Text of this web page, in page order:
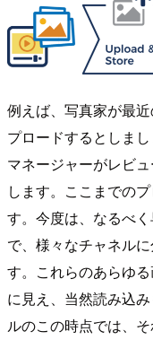
例えば、写真家が最
プロードするとしま
マネージャーがレビ
します。ここまでの
す。今度は、なるべ
で、様々なチャネル
す。これらのあらゆ
に見え、当然読み込
ルのこの時点では、